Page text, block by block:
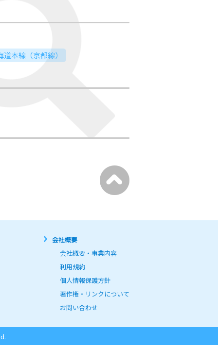
道本線（京都線）
会社概要
会社概要・事業内容
利用規約
個人情報保護方針
著作権・リンクについて
お問い合わせ